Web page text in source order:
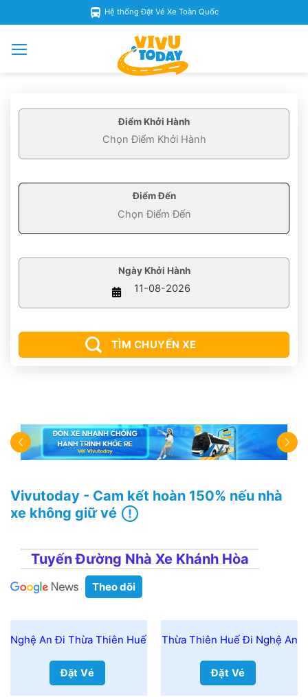
Hệ thống Đặt Vé Xe Toàn Quốc
Điểm Khởi Hành
Điểm Đến
Ngày Khởi Hành
TÌM CHUYẾN XE
Vivutoday - Cam kết hoàn 150% nếu nhà
xe không giữ vé
Tuyến Đường Nhà Xe Khánh Hòa
Theo dõi
Nghệ An Đi Thừa Thiên Huế
Đặt Vé
Thừa Thiên Huế Đi Nghệ An
Đặt Vé